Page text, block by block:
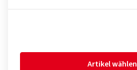
Artikel wählen